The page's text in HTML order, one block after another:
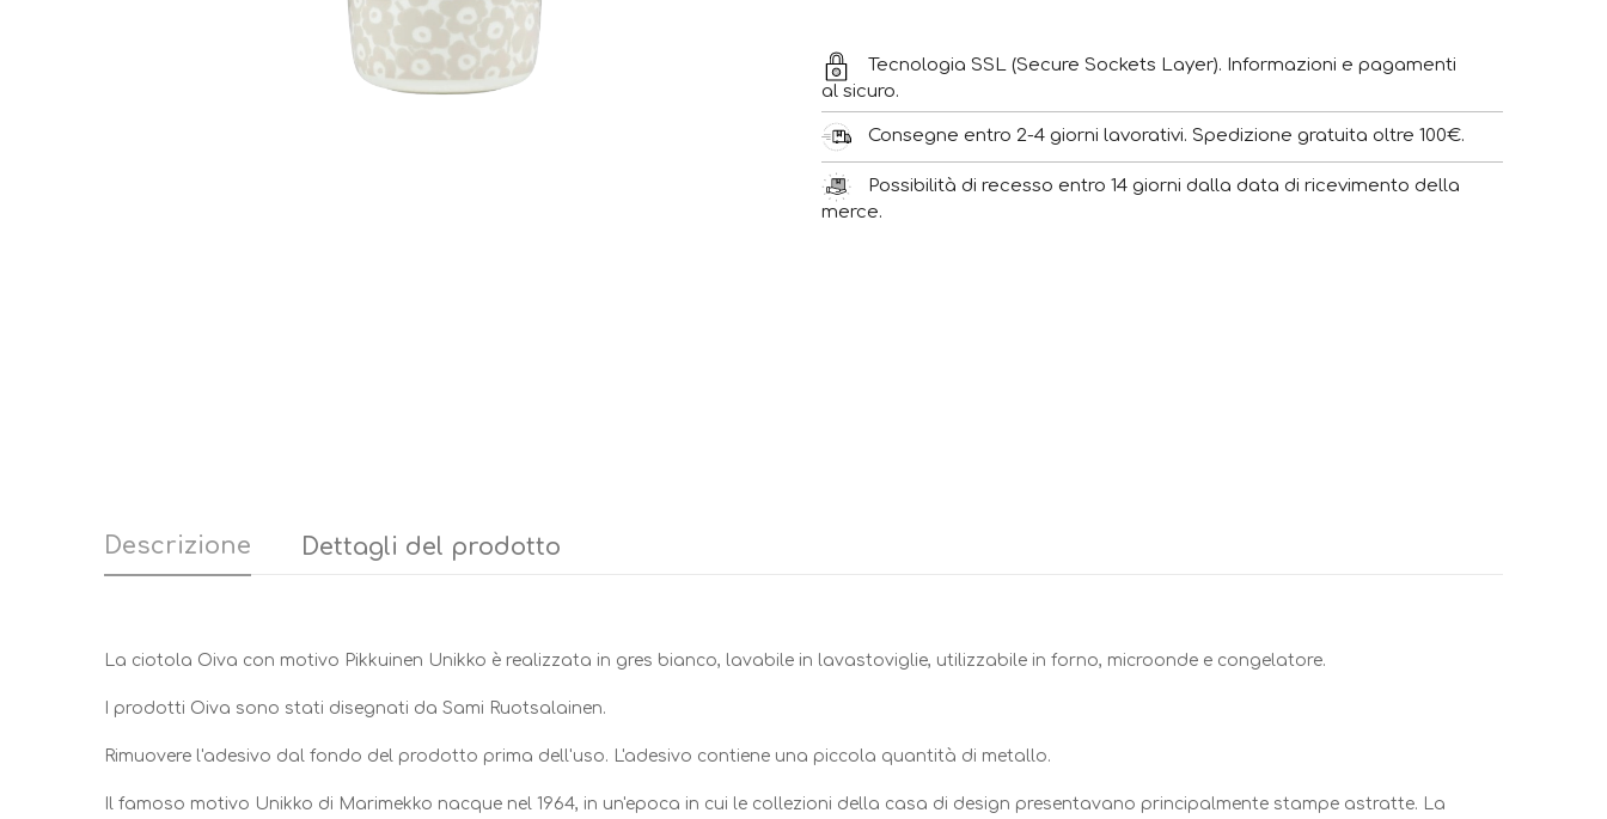
Tecnologia SSL (Secure Sockets Layer). Informazioni e pagamenti
al sicuro.
Consegne entro 2-4 giorni lavorativi. Spedizione gratuita oltre 100€.
Possibilità di recesso entro 14 giorni dalla data di ricevimento della
merce.
Descrizione Dettagli del prodotto
La ciotola Oiva con motivo Pikkuinen Unikko è realizzata in gres bianco, lavabile in lavastoviglie, utilizzabile in forno, microonde e congelatore.
I prodotti Oiva sono stati disegnati da Sami Ruotsalainen.
Rimuovere l'adesivo dal fondo del prodotto prima dell'uso. L'adesivo contiene una piccola quantità di metallo.
Il famoso motivo Unikko di Marimekko nacque nel 1964, in un'epoca in cui le collezioni della casa di design presentavano principalmente stampe astratte. La